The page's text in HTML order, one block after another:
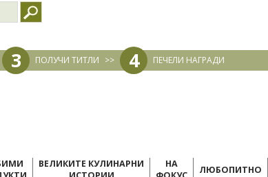
3 ПОЛУЧИ ТИТЛИ >> 4 ПЕЧЕЛИ НАГРАДИ
ВЕЛИКИТЕ КУЛИНАРНИ
НА
ЛЮБОПИТНО